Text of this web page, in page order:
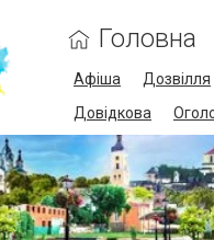
Головна
Афіша Дозвілля
Довідкова